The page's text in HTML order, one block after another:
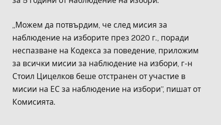
„Можем да потвърдим, че след мисия за
наблюдение на изборите през 2020 г., поради
неспазване на Кодекса за поведение, приложим
за всички мисии за наблюдение на избори, г-н
Стоил Цицелков беше отстранен от участие в
мисии на ЕС за наблюдение на избори”, пишат от
Комисията.